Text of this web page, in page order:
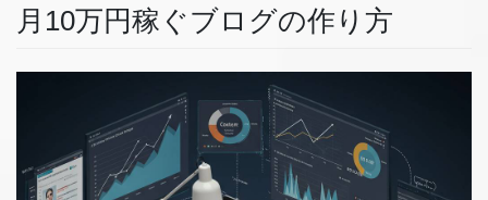
月10万円稼ぐブログの作り方